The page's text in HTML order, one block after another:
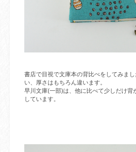
書店で目視で文庫本の背比べをしてみま
い、 厚さはもちろん違います。
早川文庫(一部)は、他に比べて少しだけ背
しています。